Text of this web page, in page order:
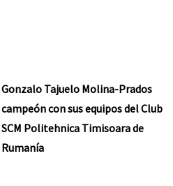
Gonzalo Tajuelo Molina-Prados
campeón con sus equipos del Club
SCM Politehnica Timisoara de
Rumanía